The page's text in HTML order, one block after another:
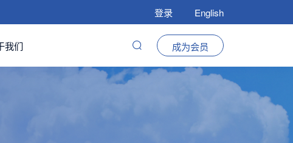
登录 English
我们 成为会员